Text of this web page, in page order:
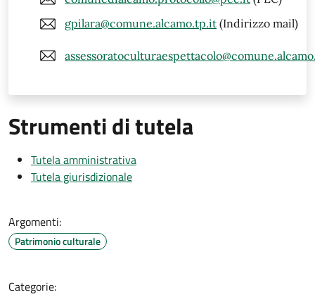
gpilara@comune.alcamo.tp.it (Indirizzo mail)
Strumenti di tutela
Tutela amministrativa
Tutela giurisdizionale
Argomenti:
Patrimonio culturale
Categorie: